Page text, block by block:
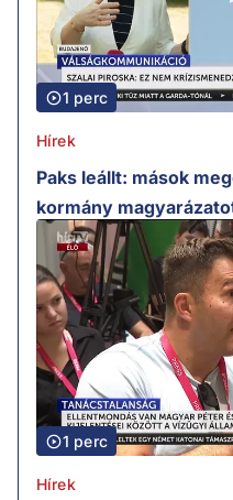
1 perc
Hírek
Paks leállt: mások
kormány
1 perc
Hírek